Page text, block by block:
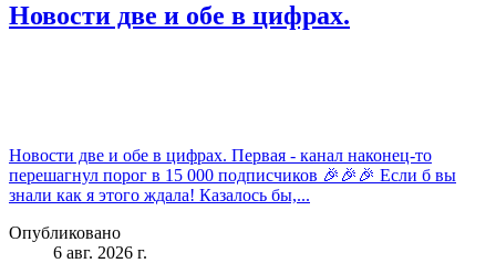
Новости две и обе в цифрах.
Новости две и обе в цифрах. Первая - канал наконец-то
перешагнул порог в 15 000 подписчиков 🎉🎉🎉 Если б вы
знали как я этого ждала! Казалось бы,...
Опубликовано
6 авг. 2026 г.